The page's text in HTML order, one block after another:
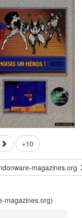
+10
magazines.org
magazines.org)